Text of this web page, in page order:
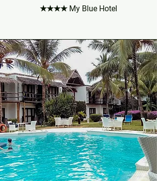
My Blue Hotel ★★★★